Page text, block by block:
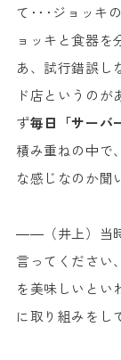
て･･･ジョッキ
ョッキと食器を
あ、試行錯誤し
ド店というの
ず毎日「サーバ
積み重ねの中で
な感じなのか聞
――（井上）当
言ってください
を美味しいとい
に取り組みをし